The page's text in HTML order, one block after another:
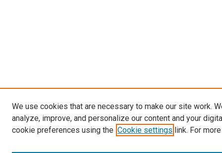
We use cookies that are necessary to make our site work.
analyze, improve, and personalize our content and your
cookie preferences using the Cookie settings link. For